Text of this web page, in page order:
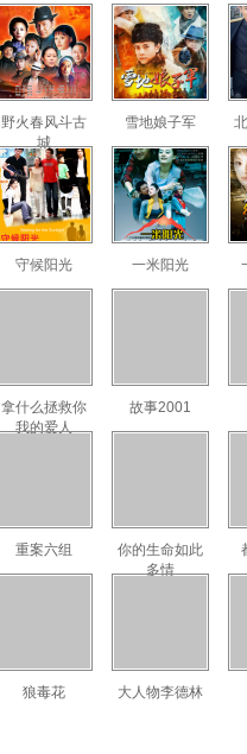
野火春风斗古
城
雪地娘子军
守候阳光 一米阳光
拿什么拯救你
我的爱人
故事2001
重案六组
你的生命如此
多情
狼毒花 大人物李德林